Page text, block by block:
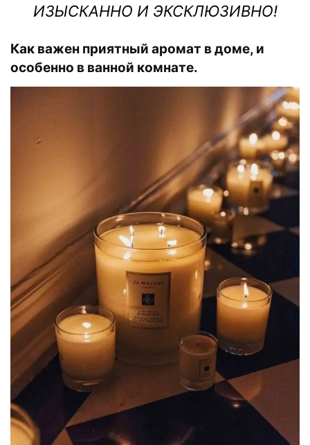
ИЗЫСКАННО И ЭКСКЛЮЗИВНО!
Как важен приятный аромат в доме, и
особенно в ванной комнате.